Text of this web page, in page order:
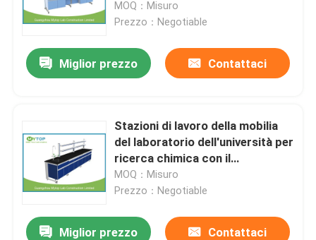
Casa
del laboratorio di biologia
MOQ：Misuro
Prezzo：Negotiable
Miglior prezzo Contattaci
Stazioni di lavoro della mobilia
del laboratorio dell'università per
ricerca chimica con il
rifornimento idrico
MOQ：Misuro
Prezzo：Negotiable
Miglior prezzo Contattaci